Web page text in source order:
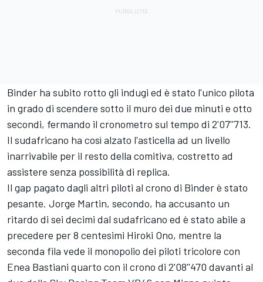
Binder ha subito rotto gli indugi ed è stato l'unico pilota
in grado di scendere sotto il muro dei due minuti e otto
secondi, fermando il cronometro sul tempo di 2'07''713.
Il sudafricano ha così alzato l'asticella ad un livello
inarrivabile per il resto della comitiva, costretto ad
assistere senza possibilità di replica.
Il gap pagato dagli altri piloti al crono di Binder è stato
pesante. Jorge Martin, secondo, ha accusanto un
ritardo di sei decimi dal sudafricano ed è stato abile a
precedere per 8 centesimi Hiroki Ono, mentre la
seconda fila vede il monopolio dei piloti tricolore con
Enea Bastiani quarto con il crono di 2'08''470 davanti al